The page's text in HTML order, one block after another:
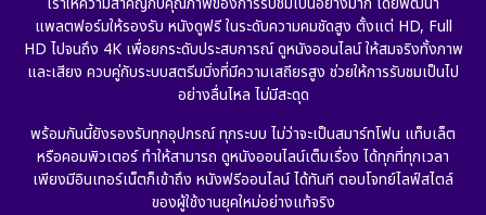
แพลตฟอร์มให้รองรับ หนังดูฟรี ในระดับความคมชัดสูง ตั้งแต่ HD, Full
HD ไปจนถึง 4K เพื่อยกระดับประสบการณ์ ดูหนังออนไลน์ ให้สมจริงทั้งภาพ
และเสียง ควบคู่กับระบบสตรีมมิ่งที่มีความเสถียรสูง ช่วยให้การรับชมเป็นไป
อย่างลื่นไหล ไม่มีสะดุด
พร้อมกันนี้ยังรองรับทุกอุปกรณ์ ทุกระบบ ไม่ว่าจะเป็นสมาร์ทโฟน แท็บเล็ต
หรือคอมพิวเตอร์ ทำให้สามารถ ดูหนังออนไลน์เต็มเรื่อง ได้ทุกที่ทุกเวลา
เพียงมีอินเทอร์เน็ตก็เข้าถึง หนังฟรีออนไลน์ ได้ทันที ตอบโจทย์ไลฟ์สไตล์
ของผู้ใช้งานยุคใหม่อย่างแท้จริง